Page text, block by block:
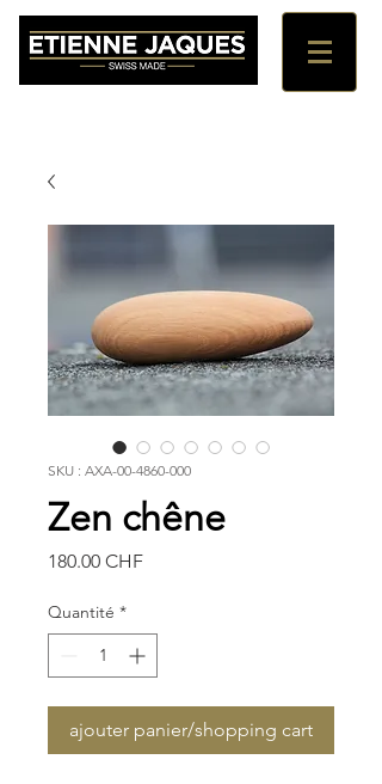
SKU : AXA-00-4860-000
Zen chêne
180.00 CHFPrix
Quantité *
ajouter panier/shopping cart